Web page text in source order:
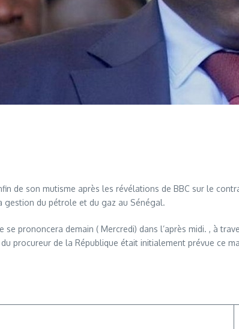
de son mutisme après les révélations de BBC sur le
gestion du pétrole et du gaz au Sénégal.
se prononcera demain ( Mercredi) dans l’après midi. , à
procureur de la République était initialement prévue ce